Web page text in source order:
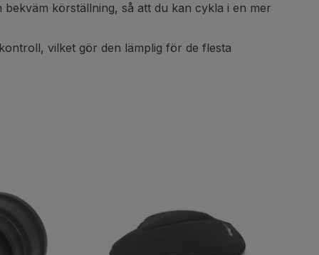
körställning, så att du kan cykla i en mer
vilket gör den lämplig för de flesta